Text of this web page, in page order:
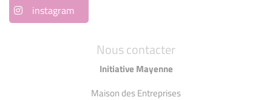
Nous contacter
Initiative Mayenne
Maison des Entreprises
instagram